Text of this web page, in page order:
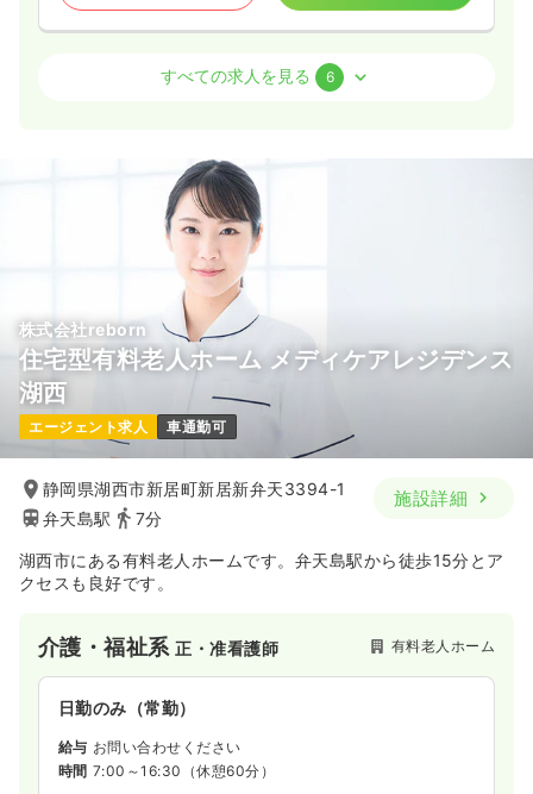
正・准看護師
22.0〜32.0万円/月
8:45～17:45（休憩60分）
年間休日120日
気になる
オペ室(手術室) 正看護師
日勤のみ（常勤）
25.5 万円〜 /月 賞与3.3ヶ月
※経験3年の例
時間 8:01～17:30
日祝休み
年間休日120日
担当業務未経験可
ブランク可
検診・健診保健師
日勤のみ（常勤）
すべての求人を見る 6
株式会社reborn
住宅型有料老人ホーム メディケアレジデンス
湖西
エージェント求人 車通勤可
静岡県湖西市新居町新居新弁天3394-1
弁天島駅
7分
施設詳細
湖西市にある有料老人ホームです。弁天島駅から徒歩15分とア
クセスも良好です。
介護・福祉系正・准看護師 有料老人ホーム
日勤のみ（常勤）
給与 お問い合わせください
時間 7:00～16:30 （休憩60分）